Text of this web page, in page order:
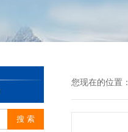
您现在的位置：